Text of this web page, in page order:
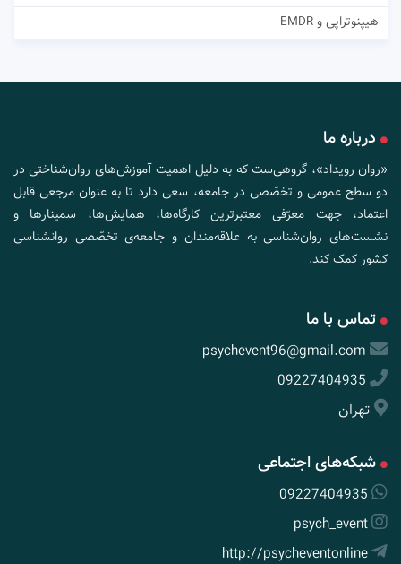
هیپنوتراپی و EMDR
درباره ما
«روان رویداد»، گروهی‌ست که به دلیل اهمیت آموزش‌های روان‌شناختی در
دو سطح عمومی و تخصّصی در جامعه، سعی دارد تا به عنوان مرجعی قابل
اعتماد، جهت معرّفی معتبرترین کارگاه‌ها، همایش‌ها، سمینارها و
نشست‌های روان‌شناسی به علاقه‌مندان و جامعه‌ی تخصّصی روانشناسی
کشور کمک کند.
تماس با ما
psychevent96@gmail.com
09227404935
تهران
شبکه‌های اجتماعی
09227404935
psych_event
http://psycheventonline